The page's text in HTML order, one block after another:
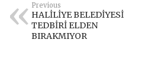
Previous
HALİLİYE BELEDİYESİ
TEDBİRİ ELDEN
BIRAKMIYOR